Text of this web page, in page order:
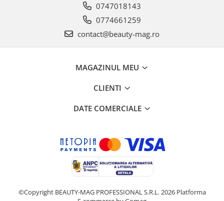
0747018143
0774661259
contact@beauty-mag.ro
MAGAZINUL MEU
CLIENTI
DATE COMERCIALE
©Copyright BEAUTY-MAG PROFESSIONAL S.R.L. 2026 Platforma